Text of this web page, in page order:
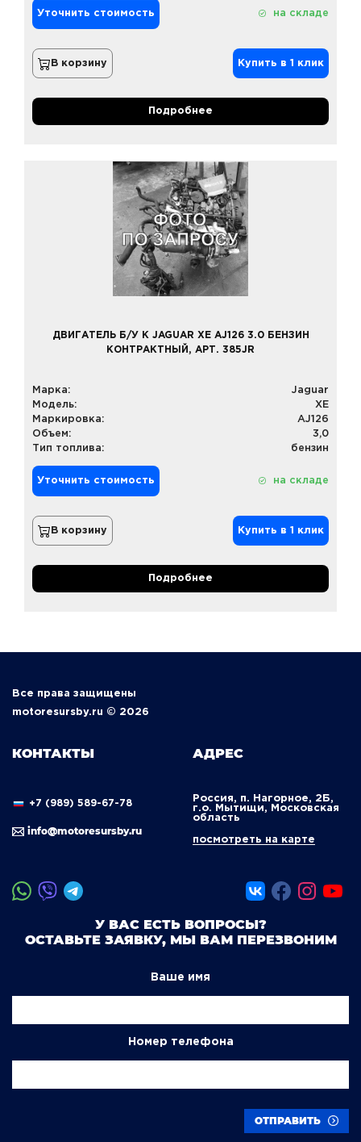
Уточнить стоимость на складе
В корзину Купить в 1 клик
Подробнее
ДВИГАТЕЛЬ Б/У К JAGUAR XE AJ126 3.0 БЕНЗИН
КОНТРАКТНЫЙ, АРТ. 385JR
Марка:
Jaguar
Модель:
XE
Маркировка:
AJ126
Объем:
3,0
Тип топлива:
бензин
Уточнить стоимость на складе
В корзину Купить в 1 клик
Подробнее
Все права защищены
motoresursby.ru © 2026
КОНТАКТЫ
+7 (989) 589-67-78
info@motoresursby.ru
АДРЕС
Россия, п. Нагорное, 2Б,
г.о. Мытищи, Московская
область
посмотреть на карте
У ВАС ЕСТЬ ВОПРОСЫ?
ОСТАВЬТЕ ЗАЯВКУ, МЫ ВАМ ПЕРЕЗВОНИМ
Ваше имя
Номер телефона
ОТПРАВИТЬ